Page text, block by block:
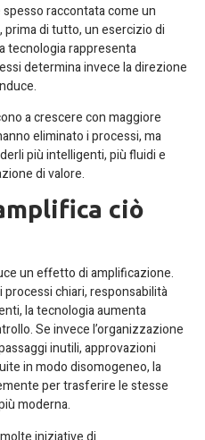
raccontata come un
di tutto, un esercizio di
tecnologia rappresenta
determina invece la direzione
a crescere con maggiore
eliminato i processi, ma
più intelligenti, più fluidi e
di valore.
ciò
un effetto di amplificazione.
processi chiari, responsabilità
la tecnologia aumenta
Se invece l’organizzazione
inutili, approvazioni
in modo disomogeneo, la
per trasferire le stesse
moderna.